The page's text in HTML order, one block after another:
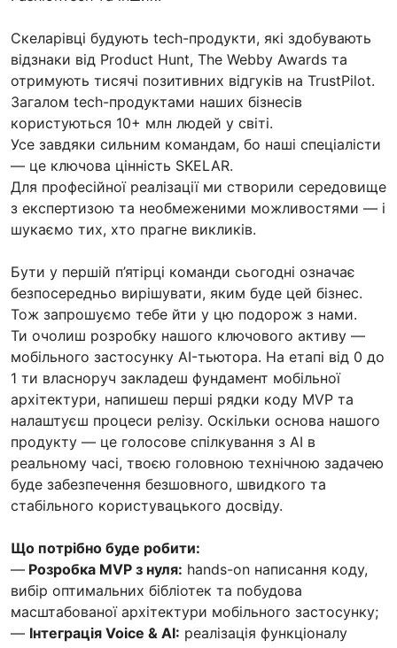
Скеларівці будують tech-продукти, які здобувають
відзнаки від Product Hunt, The Webby Awards та
отримують тисячі позитивних відгуків на TrustPilot.
Загалом tech-продуктами наших бізнесів
користуються 10+ млн людей у світі.
Усе завдяки сильним командам, бо наші спеціалісти
— це ключова цінність SKELAR.
Для професійної реалізації ми створили середовище
з експертизою та необмеженими можливостями — і
шукаємо тих, хто прагне викликів.
Бути у першій п’ятірці команди сьогодні означає
безпосередньо вирішувати, яким буде цей бізнес.
Тож запрошуємо тебе йти у цю подорож з нами.
Ти очолиш розробку нашого ключового активу —
мобільного застосунку AI-тьютора. На етапі від 0 до
1 ти власноруч закладеш фундамент мобільної
архітектури, напишеш перші рядки коду MVP та
налаштуєш процеси релізу. Оскільки основа нашого
продукту — це голосове спілкування з AI в
реальному часі, твоєю головною технічною задачею
буде забезпечення безшовного, швидкого та
стабільного користувацького досвіду.
Що потрібно буде робити:
— Розробка MVP з нуля: hands-on написання коду,
вибір оптимальних бібліотек та побудова
масштабованої архітектури мобільного застосунку;
— Інтеграція Voice & AI: реалізація функціоналу